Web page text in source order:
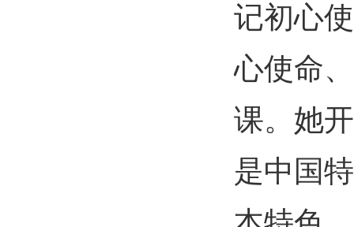
记初心
心使命
课。她
是中国